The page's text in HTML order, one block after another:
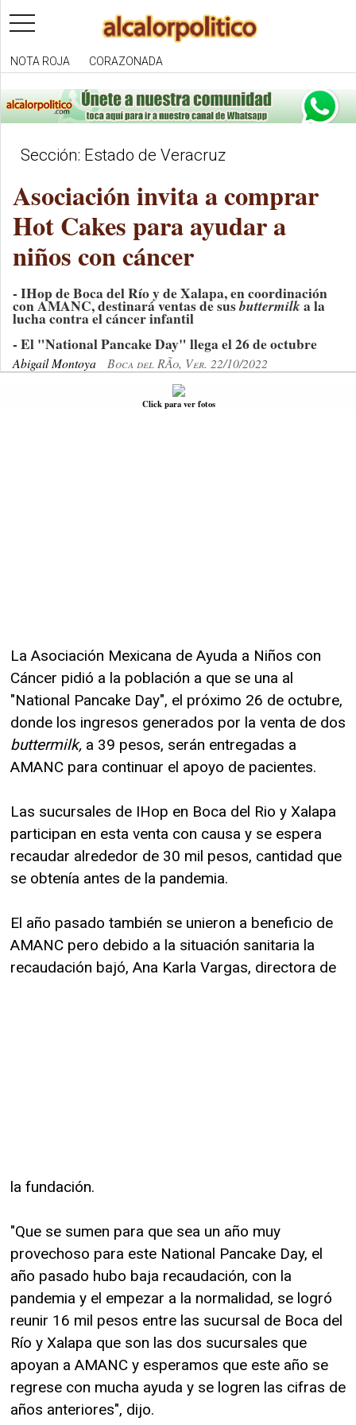
toggle
navigation
NOTA ROJA CORAZONADA
Sección: Estado de Veracruz
Asociación invita a comprar
Hot Cakes para ayudar a
niños con cáncer
- IHop de Boca del Río y de Xalapa, en coordinación
con AMANC, destinará ventas de susbuttermilka la
lucha contra el cáncer infantil
- El "National Pancake Day" llega el 26 de octubre
Abigail Montoya Boca del RÃ­o, Ver. 22/10/2022
Click para ver fotos
La Asociación Mexicana de Ayuda a Niños con
Cáncer pidió a la población a que se una al
"National Pancake Day", el próximo 26 de octubre,
donde los ingresos generados por la venta de dos
buttermilk, a 39 pesos, serán entregadas a
AMANC para continuar el apoyo de pacientes.
Las sucursales de IHop en Boca del Rio y Xalapa
participan en esta venta con causa y se espera
recaudar alrededor de 30 mil pesos, cantidad que
se obtenía antes de la pandemia.
El año pasado también se unieron a beneficio de
AMANC pero debido a la situación sanitaria la
recaudación bajó, Ana Karla Vargas, directora de
la fundación.
"Que se sumen para que sea un año muy
provechoso para este National Pancake Day, el
año pasado hubo baja recaudación, con la
pandemia y el empezar a la normalidad, se logró
reunir 16 mil pesos entre las sucursal de Boca del
Río y Xalapa que son las dos sucursales que
apoyan a AMANC y esperamos que este año se
regrese con mucha ayuda y se logren las cifras de
años anteriores", dijo.